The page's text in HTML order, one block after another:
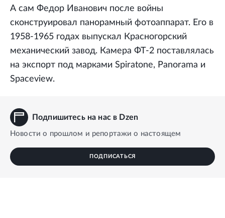
А сам Федор Иванович после войны
сконструировал панорамный фотоаппарат. Его в
1958-1965 годах выпускал Красногорский
механический завод. Камера ФТ-2 поставлялась
на экспорт под марками Spiratone, Panorama и
Spaceview.
Подпишитесь на нас в Dzen
Новости о прошлом и репортажи о настоящем
ПОДПИСАТЬСЯ